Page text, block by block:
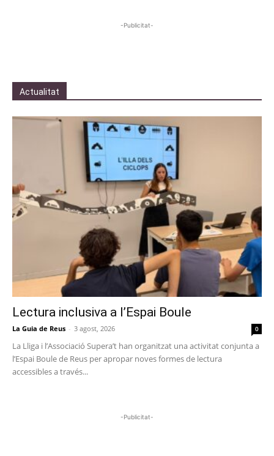
-Publicitat-
Actualitat
Lectura inclusiva a l’Espai Boule
La Guia de Reus - 3 agost, 2026 0
La Lliga i l’Associació Supera’t han organitzat una activitat conjunta a
l’Espai Boule de Reus per apropar noves formes de lectura
accessibles a través...
-Publicitat-